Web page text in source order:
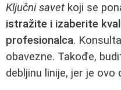
Ključni savet koji se
istražite i izaberite
profesionalca.
obavezne. Takođe,
debljinu linije, jer je ovo